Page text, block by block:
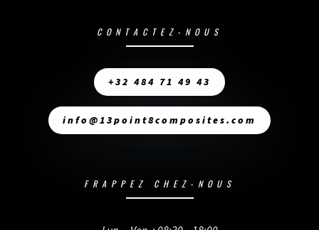
CONTACTEZ-NOUS
+32 484 71 49 43
info@13point8composites.com
FRAPPEZ CHEZ-NOUS